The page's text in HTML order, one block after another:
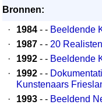
Bronnen:
·
1984 - - Beeldende
·
1987 - - 20
·
1992 - - Beeldende
·
1992 - -
Kunstenaars
·
1993 - - Beeldend